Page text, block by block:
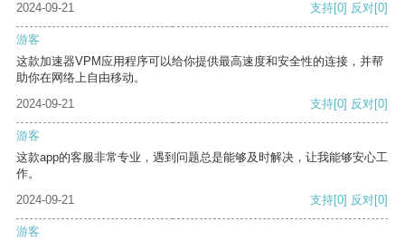
2024-09-21 支持[0] 反对[0]
游客
这款加速器VPM应用程序可以给你提供最高速度和安全性的连接，并帮
助你在网络上自由移动。
2024-09-21
支持[0] 反对[0]
游客
这款app的客服非常专业，遇到问题总是能够及时解决，让我能够安心工
作。
2024-09-21
支持[0] 反对[0]
游客